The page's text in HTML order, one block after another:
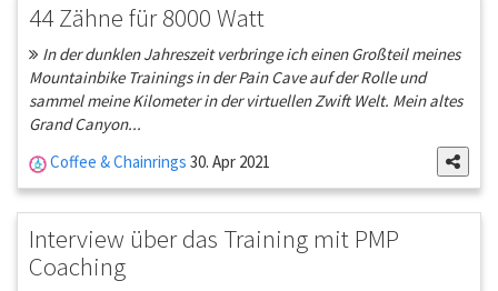
44 Zähne für 8000 Watt
In der dunklen Jahreszeit verbringe ich einen Großteil meines
Mountainbike Trainings in der Pain Cave auf der Rolle und
sammel meine Kilometer in der virtuellen Zwift Welt. Mein altes
Grand Canyon...
Coffee & Chainrings 30. Apr 2021
Interview über das Training mit PMP
Coaching